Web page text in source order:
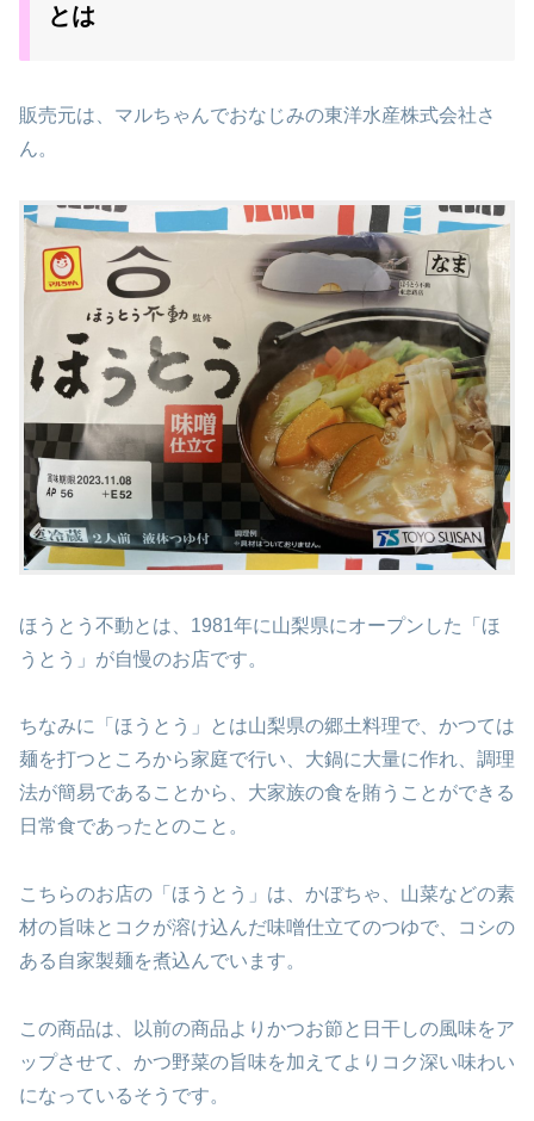
とは
販売元は、マルちゃんでおなじみの東洋水産株式会社さ
ん。
ほうとう不動とは、1981年に山梨県にオープンした「ほ
うとう」が自慢のお店です。
ちなみに「ほうとう」とは山梨県の郷土料理で、かつては
麺を打つところから家庭で行い、大鍋に大量に作れ、調理
法が簡易であることから、大家族の食を賄うことができる
日常食であったとのこと。
こちらのお店の「ほうとう」は、かぼちゃ、山菜などの素
材の旨味とコクが溶け込んだ味噌仕立てのつゆで、コシの
ある自家製麺を煮込んでいます。
この商品は、以前の商品よりかつお節と日干しの風味をア
ップさせて、かつ野菜の旨味を加えてよりコク深い味わい
になっているそうです。